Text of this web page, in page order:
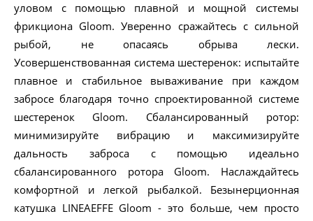
уловом с помощью плавной и мощной системы
фрикциона Gloom. Уверенно сражайтесь с сильной
рыбой, не опасаясь обрыва лески.
Усовершенствованная система шестеренок: испытайте
плавное и стабильное вываживание при каждом
забросе благодаря точно спроектированной системе
шестеренок Gloom. Сбалансированный ротор:
минимизируйте вибрацию и максимизируйте
дальность заброса с помощью идеально
сбалансированного ротора Gloom. Наслаждайтесь
комфортной и легкой рыбалкой. Безынерционная
катушка LINEAEFFE Gloom - это больше, чем просто